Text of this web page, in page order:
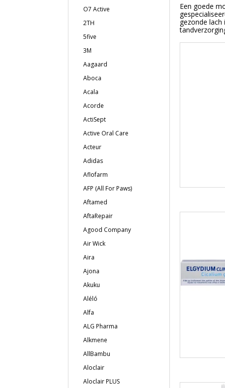
O7 Active
2TH
5five
3M
Aagaard
Aboca
Acala
Acorde
ActiSept
Active Oral Care
Acteur
Adidas
Aflofarm
AFP (All For Paws)
Aftamed
AftaRepair
Agood Company
Air Wick
Aira
Ajona
Akuku
Aléló
Alfa
ALG Pharma
Alkmene
AllBambu
Aloclair
Aloclair PLUS
Een goede
gezonde